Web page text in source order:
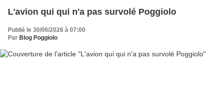
L'avion qui qui n'a pas survolé Poggiolo
Publié le 30/06/2026 à 07:00
Par Blog Poggiolo